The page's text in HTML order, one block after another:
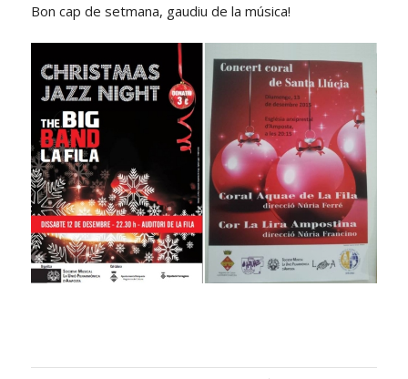
Bon cap de setmana, gaudiu de la música!